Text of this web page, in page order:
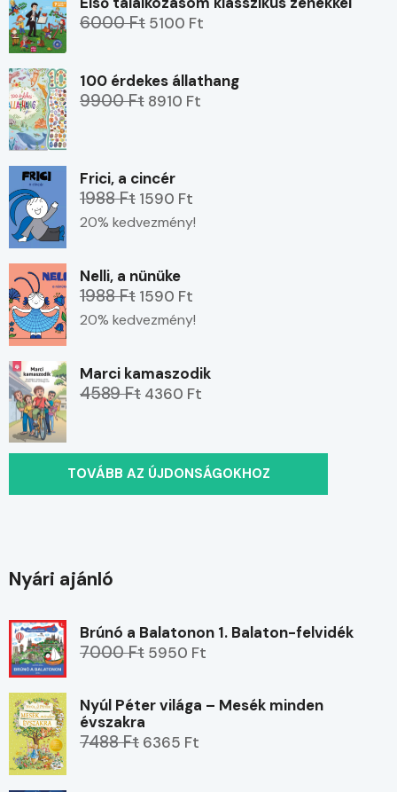
6000 Ft 5100 Ft
100 érdekes állathang
9900 Ft 8910 Ft
Frici, a cincér
1988 Ft 1590 Ft
20% kedvezmény!
Nelli, a nünüke
1988 Ft 1590 Ft
20% kedvezmény!
Marci kamaszodik
4589 Ft 4360 Ft
TOVÁBB AZ ÚJDONSÁGOKHOZ
Nyári ajánló
Brúnó a Balatonon 1. Balaton-felvidék
7000 Ft 5950 Ft
Nyúl Péter világa – Mesék minden
évszakra
7488 Ft 6365 Ft